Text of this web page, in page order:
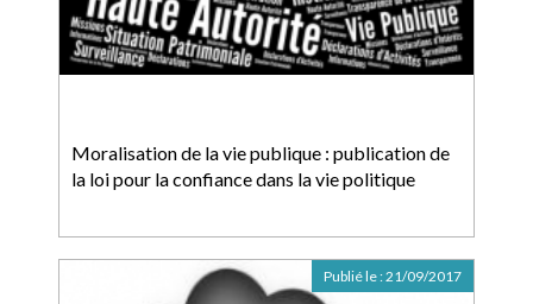
Moralisation de la vie publique : publication de
la loi pour la confiance dans la vie politique
Publié le :21/09/2017